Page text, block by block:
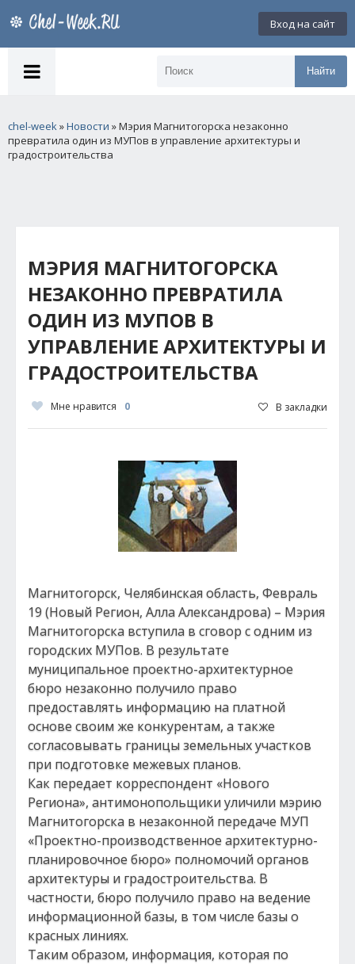
Вход на сайт
Найти
chel-week»Новости » Мэрия Магнитогорска незаконно
превратила один из МУПов в управление архитектуры и
градостроительства
МЭРИЯ МАГНИТОГОРСКА
НЕЗАКОННО ПРЕВРАТИЛА
ОДИН ИЗ МУПОВ В
УПРАВЛЕНИЕ АРХИТЕКТУРЫ И
ГРАДОСТРОИТЕЛЬСТВА
Мне нравится 0 В закладки
Магнитогорск, Челябинская область, Февраль
19 (Новый Регион, Алла Александрова) – Мэрия
Магнитогорска вступила в сговор с одним из
городских МУПов. В результате
муниципальное проектно-архитектурное
бюро незаконно получило право
предоставлять информацию на платной
основе своим же конкурентам, а также
согласовывать границы земельных участков
при подготовке межевых планов.
Как передает корреспондент «Нового
Региона», антимонопольщики уличили мэрию
Магнитогорска в незаконной передаче МУП
«Проектно-производственное архитектурно-
планировочное бюро» полномочий органов
архитектуры и градостроительства. В
частности, бюро получило право на ведение
информационной базы, в том числе базы о
красных линиях.
Таким образом, информация, которая по